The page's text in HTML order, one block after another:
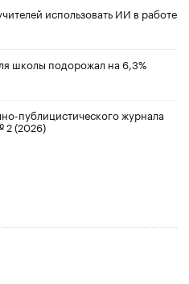
использовать ИИ в работе
школы подорожал на 6,3%
публицистического журнала
2 (2026)